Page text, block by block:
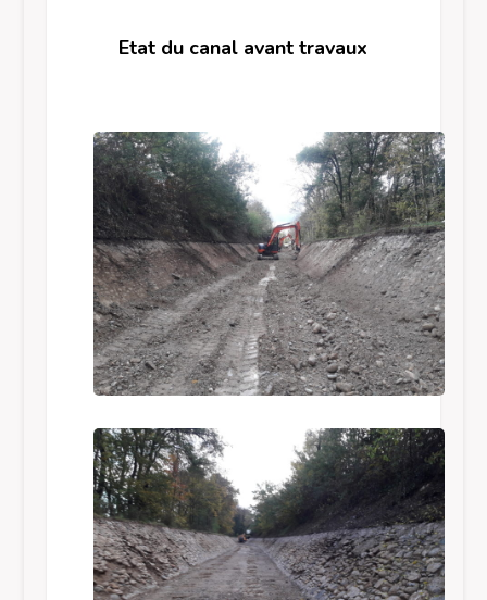
Etat du canal avant travaux